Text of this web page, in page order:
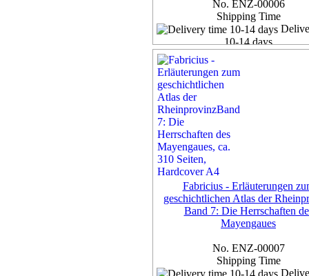
No. ENZ-00006
Shipping Time
10-14 days
7% VAT included, plus
Fabricius - Erläuterungen
geschichtlichen Atlas der
Band 7: Die Herrschaften
Mayengaues
No. ENZ-00007
Shipping Time